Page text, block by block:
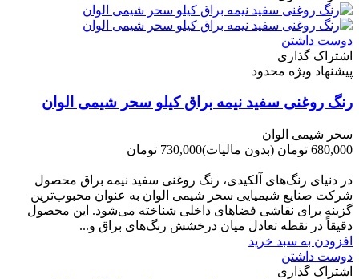
دوست داشتن
اشتراک گذاری
پیشنهاد ویژه محدود
رنگ روغنی سفید نیمه براق کیلو سحر شیمی الوان
سحر شیمی الوان
680,000 تومان
(بدون مالیات)730,000 تومان
در دنیای رنگ‌های آلکیدی، رنگ روغنی سفید نیمه براق محصول
شرکت صنایع شیمیایی سحر شیمی الوان به عنوان محبوب‌ترین
گزینه برای نقاشی فضاهای داخلی شناخته می‌شود. این محصول
دقیقاً در نقطه تعادل میان درخشش رنگ‌های براق و...
افزودن به سبد خرید
دوست داشتن
اشتراک گذاری